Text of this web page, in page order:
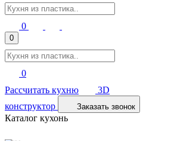
0
0
0
Рассчитать кухню
3D
конструктор
Заказать звонок
Каталог кухонь